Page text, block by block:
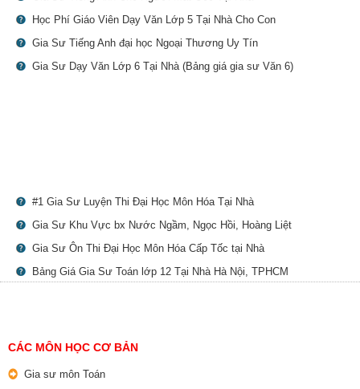
Học Phí Giáo Viên Dạy Văn Lớp 5 Tại Nhà Cho Con
Gia Sư Tiếng Anh đại học Ngoại Thương Uy Tín
Gia Sư Dạy Văn Lớp 6 Tại Nhà (Bảng giá gia sư Văn 6)
#1 Gia Sư Luyện Thi Đại Học Môn Hóa Tại Nhà
Gia Sư Khu Vực bx Nước Ngầm, Ngọc Hồi, Hoàng Liệt
Gia Sư Ôn Thi Đại Học Môn Hóa Cấp Tốc tại Nhà
Bảng Giá Gia Sư Toán lớp 12 Tại Nhà Hà Nội, TPHCM
CÁC MÔN HỌC CƠ BẢN
Gia sư môn Toán